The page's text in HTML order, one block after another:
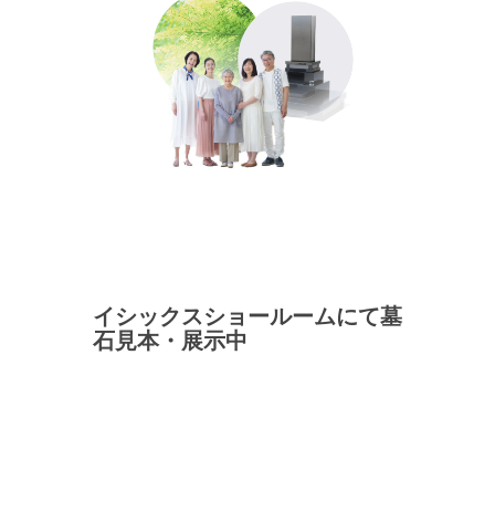
イシックスショールームにて墓
石見本・展示中